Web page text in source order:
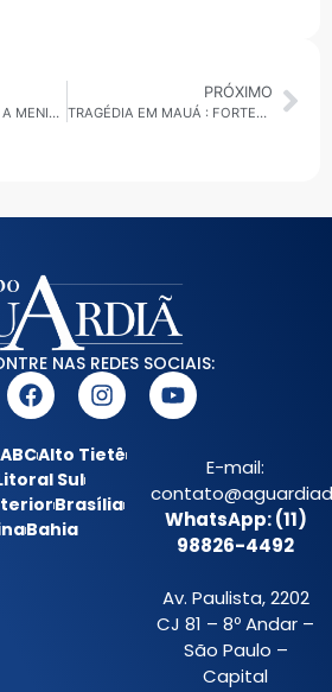
VACINAÇÃO CONTRA A MENINGITE E AMPLIADA EM DIADEMA
PRÓXIMO
TRAGÉDIA EM MAUÁ : FORTES CHUVAS CAUSA DESMORONAMENTO E DEIXA 1 MORTO E FERIDOS
NAS REDES SOCIAIS:
Alto Tietê
Sul
Brasília
Bahia
E-mail:
WhatsApp: (11)
98826-4492
Av. Paulista, 2202
CJ 81 – 8º Andar –
São Paulo –
Capital